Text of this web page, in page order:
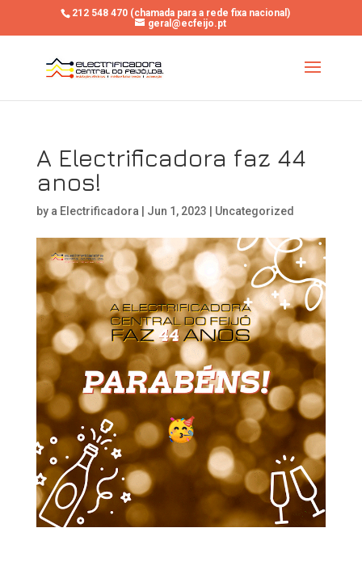
212 548 470 (chamada para a rede fixa nacional)
geral@ecfeijo.pt
A Electrificadora faz 44
anos!
by a Electrificadora Jun 1, 2023 Uncategorized